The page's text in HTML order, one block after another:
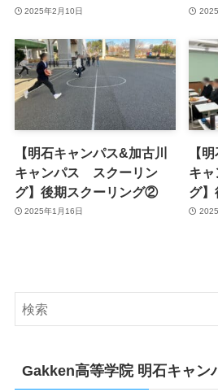
2025年2月10日
【明石キャンパス&加古川
キャンパス スクーリン
グ】後期スクーリング②
2025年1月16日
【
キ
グ
Gakken高等学院 明石キャン